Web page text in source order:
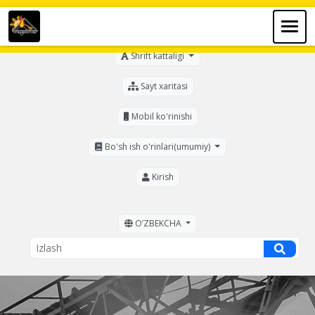
Shrift kattaligi
Sayt xaritasi
Mobil ko'rinishi
Bo'sh ish o'rinlari(umumiy)
Kirish
OʼZBEKCHA